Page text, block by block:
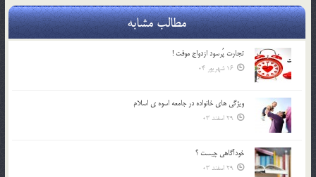
مطالب مشابه
تجارت پُرسود ازدواج موقت !
16 شهریور 04
ويژگي هاي خانواده در جامعه اسوه ي اسلام
29 اسفند 03
خودآگاهى چيست ؟
29 اسفند 03